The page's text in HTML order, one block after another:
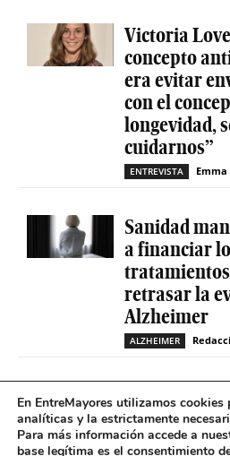
Victoria
concepto
era evitar
con el
longevidad,
cuidarnos”
ENTREVISTA
Sanidad
a financiar
tratamientos
retrasar la
Alzheimer
ALZHEIMER
La geriatría
peso en el
ante el
En EntreMayores utilizamos
analíticas y la estrictamente
Para más información accede a
base legítima es el consentimiento